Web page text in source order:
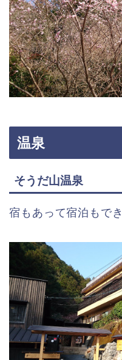
温泉
そうだ山温泉
宿もあって宿泊もで